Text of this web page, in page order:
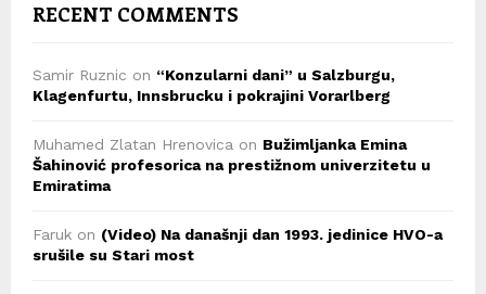
RECENT COMMENTS
Samir Ruznic on “Konzularni dani” u Salzburgu,
Klagenfurtu, Innsbrucku i pokrajini Vorarlberg
Muhamed Zlatan Hrenovica on Bužimljanka Emina
Šahinović profesorica na prestižnom univerzitetu u
Emiratima
Faruk on (Video) Na današnji dan 1993. jedinice HVO-a
srušile su Stari most